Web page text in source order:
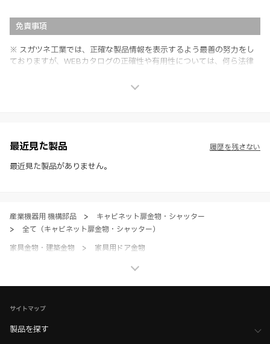
免責事項
※ スガツネ工業では、正確な製品情報を表示するよう最善の努力をし
ておりますが、WEBカタログの正確性や有用性については、何ら法律
社製品の使用ご検討、又は販売促進目的の利用に限ります。
※ 本WEBサイト製品情報のご利用にあたっては、WEBサイト利用規
約、プライバシーポリシー、製品情報ガイドをご確認いただき、内容の
最近見た製品
最近見た製品がありません。
履歴を残さない
産業機器用 機構部品 >
キャビネット扉金物・シャッター
>
全て（キャビネット扉金物・シャッター）
家具金物・建築金物
>
家具用ドア金物
サイトマップ
製品を探す